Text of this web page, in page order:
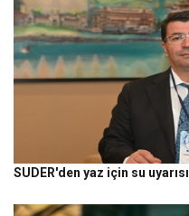
SUDER'den yaz için su uyarısı